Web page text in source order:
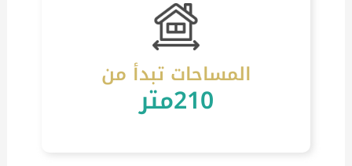
المساحات تبدأ من
210متر